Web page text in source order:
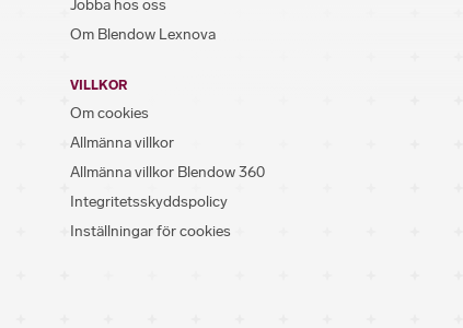
Jobba hos oss
Om Blendow Lexnova
VILLKOR
Om cookies
Allmänna villkor
Allmänna villkor Blendow 360
Integritetsskyddspolicy
Inställningar för cookies